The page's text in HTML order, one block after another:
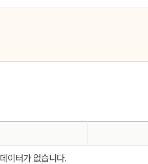
데이터가 없습니다.